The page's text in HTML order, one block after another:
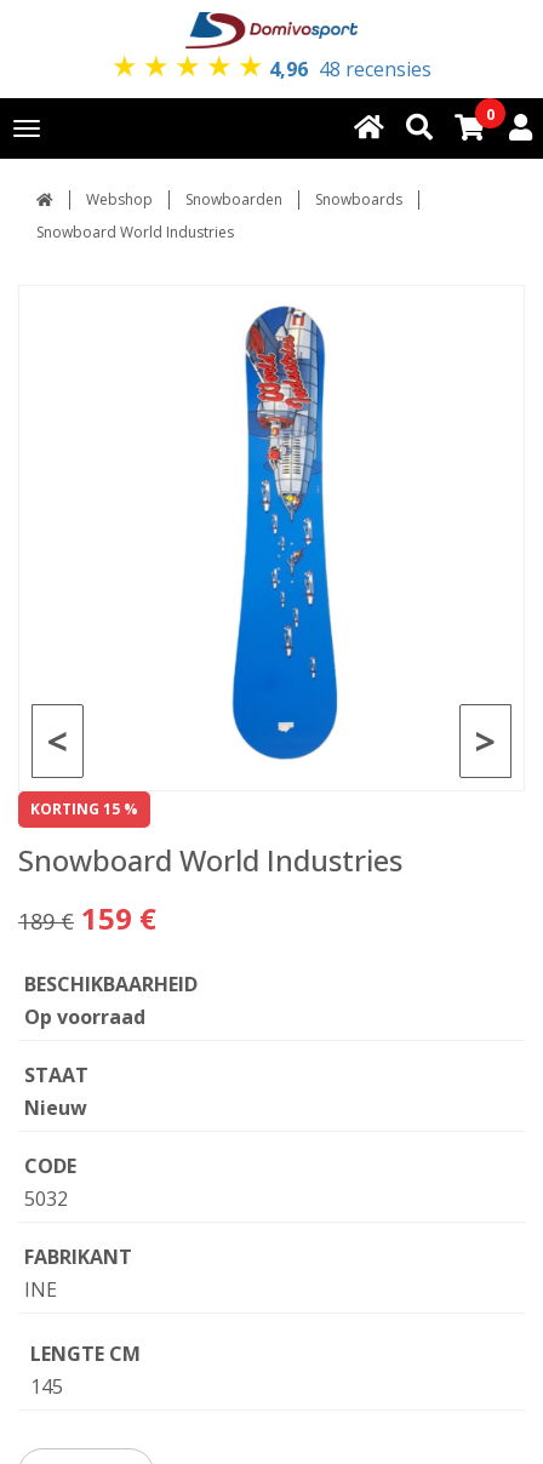
★ ★ ★ ★ ★ 4,96 48 recensies
Toggle
navigation
0
Webshop Snowboarden
Snowboards
Snowboard World Industries
>
<
KORTING 15 %
Snowboard World Industries
189 € 159 €
BESCHIKBAARHEID
Op voorraad
STAAT
Nieuw
CODE
5032
FABRIKANT
INE
LENGTE CM
145